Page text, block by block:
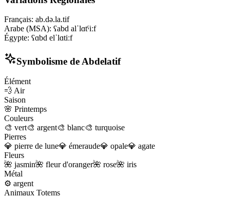
Français: ab.də.la.tif
Arabe (MSA): ʕabd alˈlɑtˤiːf
Égypte: ʕɑbd elˈlɑtiːf
Symbolisme de Abdelatif
Élément
💨 Air
Saison
🌸 Printemps
Couleurs
🎨 vert🎨 argent🎨 blanc🎨 turquoise
Pierres
💎 pierre de lune💎 émeraude💎 opale💎 agate
Fleurs
🌺 jasmin🌺 fleur d'oranger🌺 rose🌺 iris
Métal
⚙️ argent
Animaux Totems